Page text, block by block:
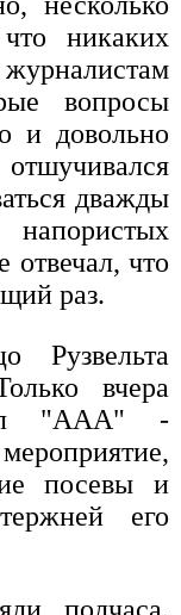
никаких
вопросы
и довольно
дважды
отвечал, что
раз.
Рузвельта
вчера
"AAA" -
посевы и
его